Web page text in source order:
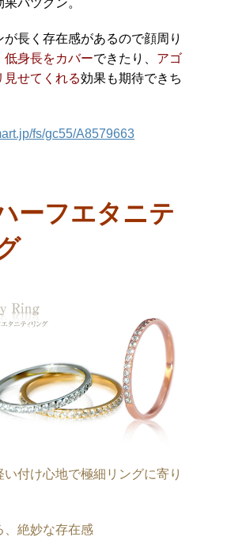
バツグン。
が長く存在感があるので顔周り
低身長をカバーできたり、 アゴ
見せてくれる効果も期待できち
fs/gc55/A8579663
ーフエタニテ
付け心地で極細リングに寄り
、絶妙な存在感